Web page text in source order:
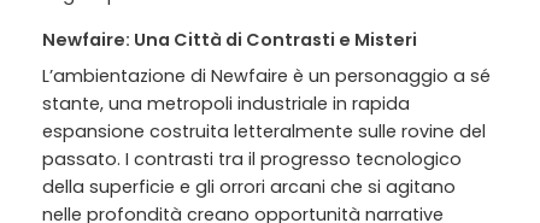
Newfaire: Una Città di Contrasti e Misteri
L’ambientazione di Newfaire è un personaggio a sé
stante, una metropoli industriale in rapida
espansione costruita letteralmente sulle rovine del
passato. I contrasti tra il progresso tecnologico
della superficie e gli orrori arcani che si agitano
nelle profondità creano opportunità narrative